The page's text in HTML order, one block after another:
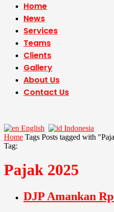
Home
News
Services
Teams
Clients
Gallery
About Us
Contact Us
English
Indonesia
Home Tags Posts tagged with
Tag:
Pajak 2025
DJP Amankan